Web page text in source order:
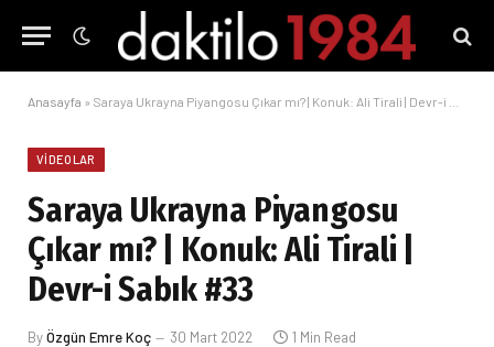
Anasayfa » Saraya Ukrayna Piyangosu Çıkar mı? | Konuk: Ali Tirali | Devr-i Sabık #33
VIDEOLAR
Saraya Ukrayna Piyangosu
Çıkar mı? | Konuk: Ali Tirali |
Devr-i Sabık #33
ByÖzgün Emre Koç 30 Mart 2022 1 Min Read